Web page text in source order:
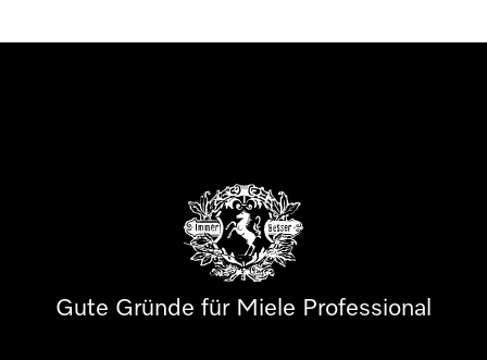
Gute Gründe für Miele Professional